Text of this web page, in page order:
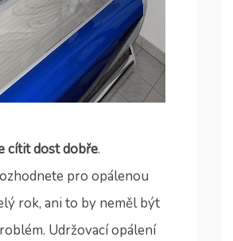
cítit dost dobře.
pro opálenou
rok, ani to by neměl být
Udržovací opálení